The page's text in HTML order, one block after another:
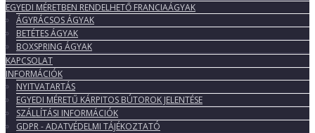
EGYEDI MÉRETBEN RENDELHETŐ FRANCIAÁGYAK
ÁGYRÁCSOS ÁGYAK
BETÉTES ÁGYAK
BOXSPRING ÁGYAK
KAPCSOLAT
INFORMÁCIÓK
NYITVATARTÁS
EGYEDI MÉRETŰ KÁRPITOS BÚTOROK JELENTÉSE
SZÁLLÍTÁSI INFORMÁCIÓK
GDPR - ADATVÉDELMI TÁJÉKOZTATÓ